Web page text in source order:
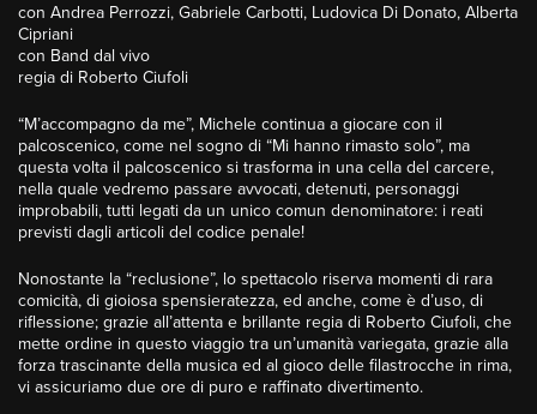
con Andrea Perrozzi, Gabriele Carbotti, Ludovica Di Donato, Alberta
Cipriani
con Band dal vivo
regia di Roberto Ciufoli
“M’accompagno da me”, Michele continua a giocare con il
palcoscenico, come nel sogno di “Mi hanno rimasto solo”, ma
questa volta il palcoscenico si trasforma in una cella del carcere,
nella quale vedremo passare avvocati, detenuti, personaggi
improbabili, tutti legati da un unico comun denominatore: i reati
previsti dagli articoli del codice penale!
Nonostante la “reclusione”, lo spettacolo riserva momenti di rara
comicità, di gioiosa spensieratezza, ed anche, come è d’uso, di
riflessione; grazie all’attenta e brillante regia di Roberto Ciufoli, che
mette ordine in questo viaggio tra un’umanità variegata, grazie alla
forza trascinante della musica ed al gioco delle filastrocche in rima,
vi assicuriamo due ore di puro e raffinato divertimento.